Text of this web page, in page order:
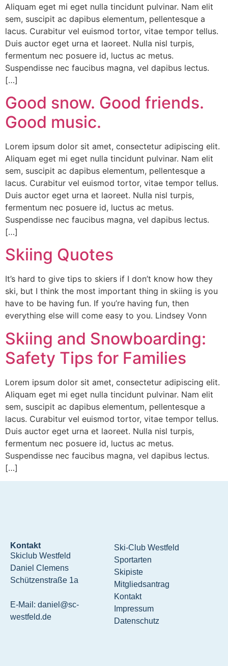
Aliquam eget mi eget nulla tincidunt pulvinar. Nam elit
sem, suscipit ac dapibus elementum, pellentesque a
lacus. Curabitur vel euismod tortor, vitae tempor tellus.
Duis auctor eget urna et laoreet. Nulla nisl turpis,
fermentum nec posuere id, luctus ac metus.
Suspendisse nec faucibus magna, vel dapibus lectus.
[…]
Good snow. Good friends.
Good music.
Lorem ipsum dolor sit amet, consectetur adipiscing elit.
Aliquam eget mi eget nulla tincidunt pulvinar. Nam elit
sem, suscipit ac dapibus elementum, pellentesque a
lacus. Curabitur vel euismod tortor, vitae tempor tellus.
Duis auctor eget urna et laoreet. Nulla nisl turpis,
fermentum nec posuere id, luctus ac metus.
Suspendisse nec faucibus magna, vel dapibus lectus.
[…]
Skiing Quotes
It’s hard to give tips to skiers if I don’t know how they
ski, but I think the most important thing in skiing is you
have to be having fun. If you’re having fun, then
everything else will come easy to you. Lindsey Vonn
Skiing and Snowboarding:
Safety Tips for Families
Lorem ipsum dolor sit amet, consectetur adipiscing elit.
Aliquam eget mi eget nulla tincidunt pulvinar. Nam elit
sem, suscipit ac dapibus elementum, pellentesque a
lacus. Curabitur vel euismod tortor, vitae tempor tellus.
Duis auctor eget urna et laoreet. Nulla nisl turpis,
fermentum nec posuere id, luctus ac metus.
Suspendisse nec faucibus magna, vel dapibus lectus.
[…]
Kontakt
Skiclub Westfeld
Daniel Clemens
Schützenstraße 1a
E-Mail: daniel@sc-
westfeld.de
Ski-Club Westfeld
Sportarten
Skipiste
Mitgliedsantrag
Kontakt
Impressum
Datenschutz